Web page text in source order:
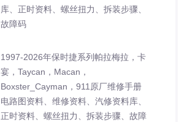
库、正时资料、螺丝扭力、拆装步骤、
故障码
1997-2026年保时捷系列帕拉梅拉，卡
宴，Taycan，Macan，
Boxster_Cayman，911原厂维修手册
电路图资料、维修资料、汽修资料库、
正时资料、螺丝扭力、拆装步骤、故障